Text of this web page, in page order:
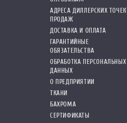
АДРЕСА ДИЛЛЕРСКИХ ТОЧЕК
ПРОДАЖ
ДОСТАВКА И ОПЛАТА
ГАРАНТИЙНЫЕ
ОБЯЗАТЕЛЬСТВА
ОБРАБОТКА ПЕРСОНАЛЬНЫХ
ДАННЫХ
О ПРЕДПРИЯТИИ
ТКАНИ
БАХРОМА
СЕРТИФИКАТЫ